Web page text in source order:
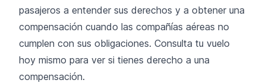
pasajeros a entender sus derechos y a obtener una
compensación cuando las compañías aéreas no
cumplen con sus obligaciones. Consulta tu vuelo
hoy mismo para ver si tienes derecho a una
compensación.